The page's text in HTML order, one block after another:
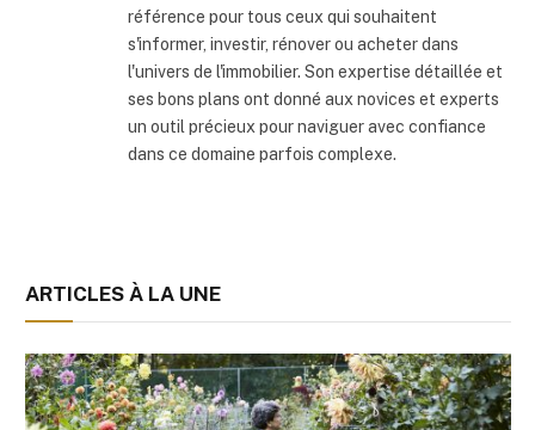
référence pour tous ceux qui souhaitent
s'informer, investir, rénover ou acheter dans
l'univers de l'immobilier. Son expertise détaillée et
ses bons plans ont donné aux novices et experts
un outil précieux pour naviguer avec confiance
dans ce domaine parfois complexe.
ARTICLES À LA UNE